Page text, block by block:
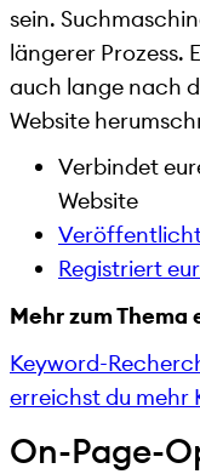
sein.
längerer Prozess.
auch lange nach
Website
Verbindet
Website
Registriert
Mehr zum
Keyword-
erreichst du mehr
On-Page-